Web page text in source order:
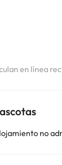
en línea
no